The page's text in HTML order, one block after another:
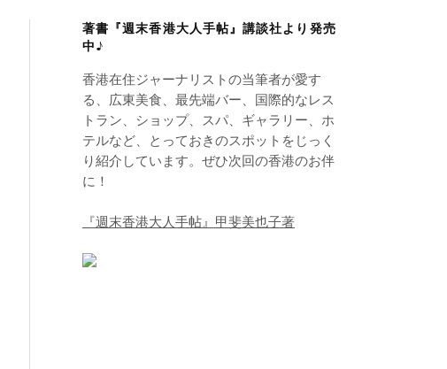
著書『週末香港大人手帖』講談社より発売
中♪
香港在住ジャーナリストの当筆者が愛す
る、広東美食、最先端バー、国際的なレス
トラン、ショップ、スパ、ギャラリー、ホ
テルなど、とっておきのスポットをじっく
り紹介しています。ぜひ次回の香港のお伴
に！
『週末香港大人手帖』甲斐美也子著